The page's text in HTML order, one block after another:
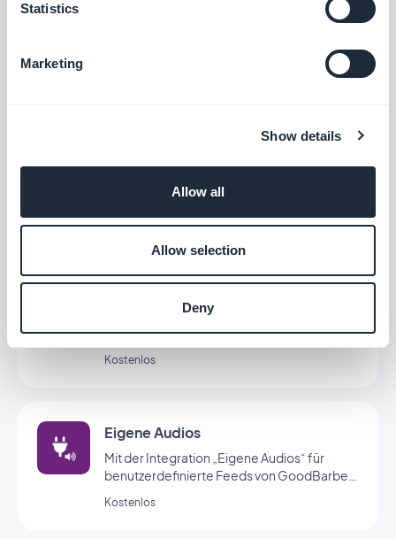
Statistics
Marketing
Show details
Allow all
Allow selection
Deny
GoodBarber können Sie mit den Nutzern
Kostenlos
Eigener Video-Feed
Mit der Integration für benutzerdefinierte
Feeds von GoodBarber teilen Sie externe
Inhalte über Ihren eigenen
benutzerdefinierten Feed.
Kostenlos
Eigene Audios
Mit der Integration „Eigene Audios“ für
benutzerdefinierte Feeds von GoodBarber
benutzerdefinierten Feed.
Kostenlos